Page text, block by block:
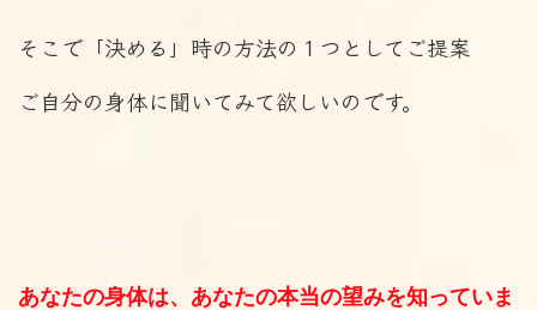
そこで「決める」時の方法の１つとしてご提案
ご自分の身体に聞いてみて欲しいのです。
あなたの身体は、あなたの本当の望みを知っていま